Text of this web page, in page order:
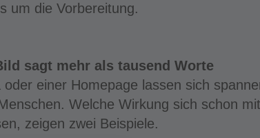
um die Vorbereitung.
sagt mehr als tausend Worte
einer Homepage lassen sich
Welche Wirkung sich schon mit
zeigen zwei Beispiele.